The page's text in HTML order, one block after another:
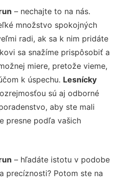
– nechajte to na nás.
množstvo spokojných
radi, ak sa k nim pridáte
sa snažíme prispôsobiť a
miere, pretože vieme,
k úspechu. Lesnícky
sú aj odborné
aby ste mali
presne podľa vašich
– hľadáte istotu v podobe
precíznosti? Potom ste na